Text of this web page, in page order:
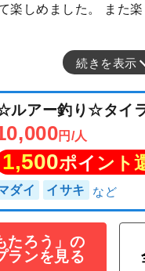
楽しめました。 また
続きを表示
☆ルアー釣り☆タ
たろう」の
ランを見る